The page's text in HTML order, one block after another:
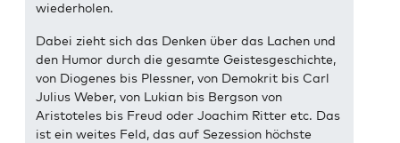
wiederholen.
Dabei zieht sich das Denken über das Lachen und
den Humor durch die gesamte Geistesgeschichte,
von Diogenes bis Plessner, von Demokrit bis Carl
Julius Weber, von Lukian bis Bergson von
Aristoteles bis Freud oder Joachim Ritter etc. Das
ist ein weites Feld, das auf Sezession höchste